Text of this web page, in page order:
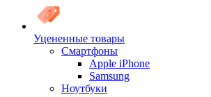
Уцененные товары
Cмартфоны
Apple iPhone
Samsung
Ноутбуки